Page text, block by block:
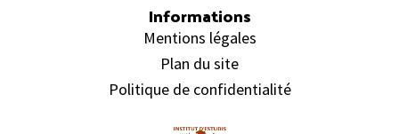
Informations
Mentions légales
Plan du site
Politique de confidentialité